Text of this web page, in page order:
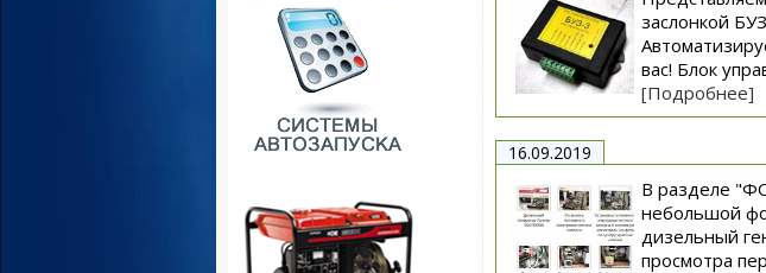
заслонкой
вас! Блок
[Подробнее]
16.09.2019
В разделе
небольшой
дизельный
просмотра